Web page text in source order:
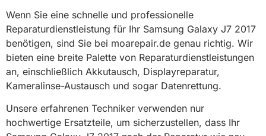
Wenn Sie eine schnelle und professionelle
Reparaturdienstleistung für Ihr Samsung Galaxy J7 2017
benötigen, sind Sie bei moarepair.de genau richtig. Wir
bieten eine breite Palette von Reparaturdienstleistungen
an, einschließlich Akkutausch, Displayreparatur,
Kameralinse-Austausch und sogar Datenrettung.
Unsere erfahrenen Techniker verwenden nur
hochwertige Ersatzteile, um sicherzustellen, dass Ihr